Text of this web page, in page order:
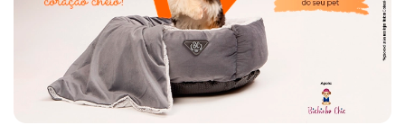
Casa & Piscina
Jardinagem